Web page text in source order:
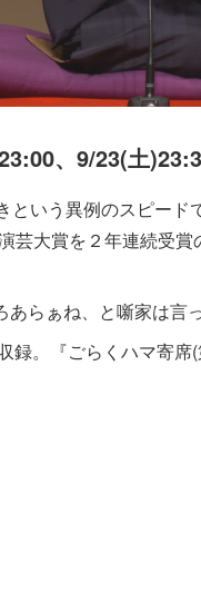
、9/23(土
という異例のスピー
芸大賞を２年連続受
らぁね、と噺家は言
録。『ごらくハマ寄